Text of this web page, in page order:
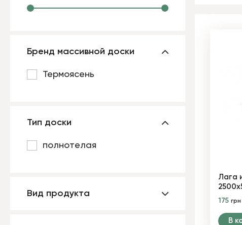
Бренд массивной доски
Термоясень
Тип доски
полнотелая
Вид продукта
Лага
175 грн
В